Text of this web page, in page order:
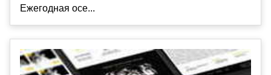
Ежегодная осе...